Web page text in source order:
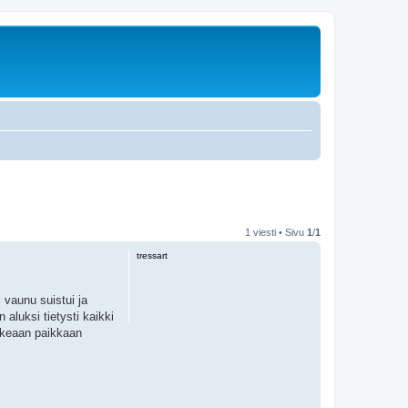
1 viesti • Sivu 1/1
tressart
vaunu suistui ja
aluksi tietysti kaikki
paikkaan